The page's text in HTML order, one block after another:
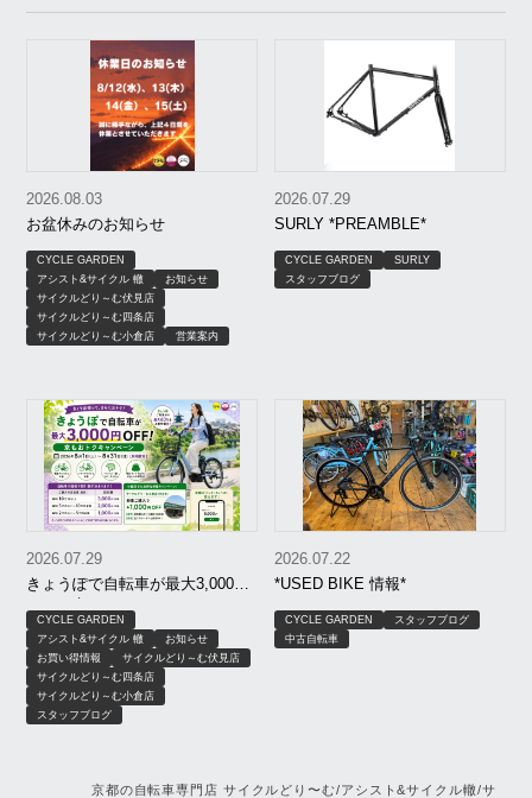
お盆休みのお知らせ
2026.08.03
CYCLE GARDEN
アシスト&サイクル 轍
お知らせ
サイクルどり～む伏見店
サイクルどり～む四条店
サイクルどり～む小倉店
営業案内
SURLY *PREAMBLE*
2026.07.29
CYCLE GARDEN
SURLY
スタッフブログ
きょうぽで自転車が最大3,000円
OFF｜京もおトクキャンペーン
【8月限定】｜京都 サイクルどり
～む、アシスト＆サイクル轍、
サイクルガーデン
2026.07.29
CYCLE GARDEN
アシスト&サイクル 轍
お知らせ
お買い得情報
サイクルどり～む伏見店
サイクルどり～む四条店
サイクルどり～む小倉店
スタッフブログ
*USED BIKE 情報*
2026.07.22
CYCLE GARDEN
スタッフブログ
中古自転車
京都の自転車専門店 サイクルどり〜む/アシスト&サイクル轍/サ